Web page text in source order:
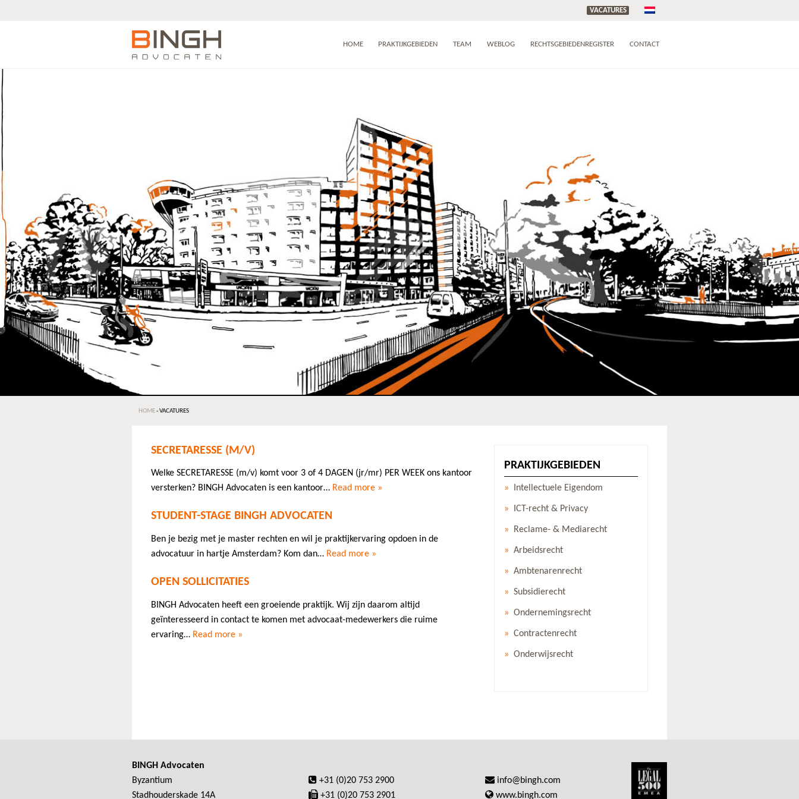
VACATURES
HOME PRAKTIJKGEBIEDEN TEAM WEBLOG RECHTSGEBIEDENREGISTER CONTACT
HOME-VACATURES
SECRETARESSE (M/V)
Welke SECRETARESSE (m/v) komt voor 3 of 4 DAGEN (jr/mr) PER WEEK ons kantoor
versterken? BINGH Advocaten is een kantoor… Read more »
STUDENT-STAGE BINGH ADVOCATEN
Ben je bezig met je master rechten en wil je praktijkervaring opdoen in de
advocatuur in hartje Amsterdam? Kom dan… Read more »
OPEN SOLLICITATIES
BINGH Advocaten heeft een groeiende praktijk. Wij zijn daarom altijd
geïnteresseerd in contact te komen met advocaat-medewerkers die ruime
ervaring… Read more »
PRAKTIJKGEBIEDEN
Intellectuele Eigendom
ICT-recht & Privacy
Reclame- & Mediarecht
Arbeidsrecht
Ambtenarenrecht
Subsidierecht
Ondernemingsrecht
Contractenrecht
Onderwijsrecht
BINGH Advocaten
Byzantium
Stadhouderskade 14A
+31 (0)20 753 2900
+31 (0)20 753 2901
info@bingh.com
www.bingh.com